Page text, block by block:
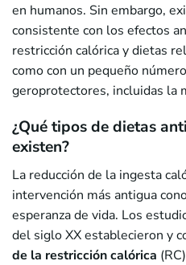
en humanos. Sin embargo,
consistente con los efectos
restricción calórica y dietas
como con un pequeño
geroprotectores, incluidas la
¿Qué tipos de dietas
existen?
La reducción de la ingesta
intervención más antigua
esperanza de vida. Los
del siglo XX establecieron y
de la restricción calórica